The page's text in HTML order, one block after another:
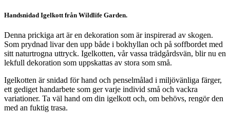
Handsnidad Igelkott från Wildlife Garden.
Denna prickiga art är en dekoration som är inspirerad av skogen.
Som prydnad livar den upp både i bokhyllan och på soffbordet med
sitt naturtrogna uttryck. Igelkotten, vår vassa trädgårdsvän, blir nu en
lekfull dekoration som uppskattas av stora som små.
Igelkotten är snidad för hand och penselmålad i miljövänliga färger,
ett gediget handarbete som ger varje individ små och vackra
variationer. Ta väl hand om din igelkott och, om behövs, rengör den
med an fuktig trasa.